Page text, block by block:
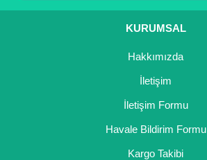
KURUMSAL
Hakkımızda
İletişim
İletişim Formu
Havale Bildirim Formu
Kargo Takibi